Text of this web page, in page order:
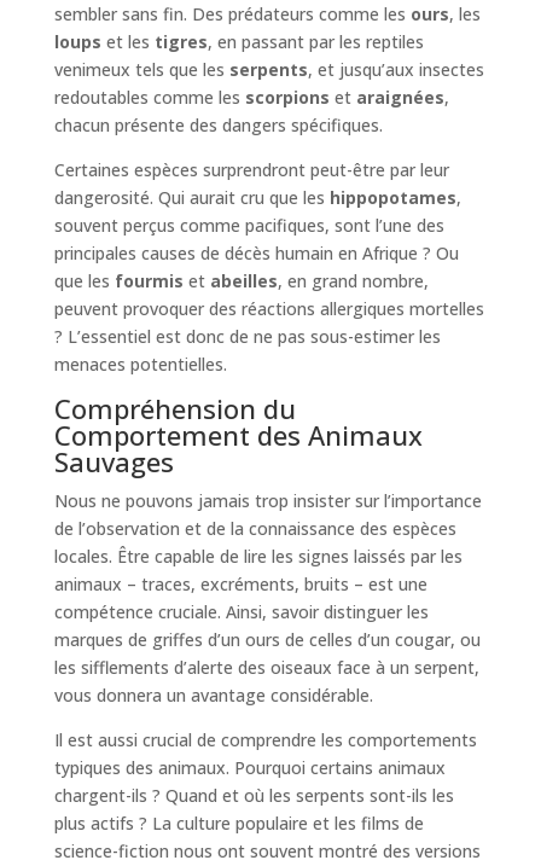
sembler sans fin. Des prédateurs comme les ours, les
loups et les tigres, en passant par les reptiles
venimeux tels que les serpents, et jusqu’aux insectes
redoutables comme les scorpions et araignées,
chacun présente des dangers spécifiques.
Certaines espèces surprendront peut-être par leur
dangerosité. Qui aurait cru que les hippopotames,
souvent perçus comme pacifiques, sont l’une des
principales causes de décès humain en Afrique ? Ou
que les fourmis et abeilles, en grand nombre,
peuvent provoquer des réactions allergiques mortelles
? L’essentiel est donc de ne pas sous-estimer les
menaces potentielles.
Compréhension du
Comportement des Animaux
Sauvages
Nous ne pouvons jamais trop insister sur l’importance
de l’observation et de la connaissance des espèces
locales. Être capable de lire les signes laissés par les
animaux – traces, excréments, bruits – est une
compétence cruciale. Ainsi, savoir distinguer les
marques de griffes d’un ours de celles d’un cougar, ou
les sifflements d’alerte des oiseaux face à un serpent,
vous donnera un avantage considérable.
Il est aussi crucial de comprendre les comportements
typiques des animaux. Pourquoi certains animaux
chargent-ils ? Quand et où les serpents sont-ils les
plus actifs ? La culture populaire et les films de
science-fiction nous ont souvent montré des versions